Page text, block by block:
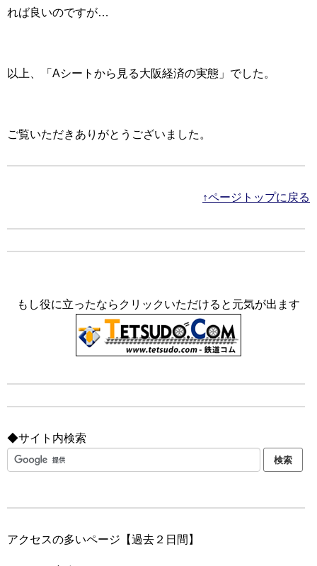
れば良いのですが…
以上、「Aシートから見る大阪経済の実態」でした。
ご覧いただきありがとうございました。
↑ページトップに戻る
もし役に立ったならクリックいただけると元気が出ます
◆サイト内検索
アクセスの多いページ【過去２日間】